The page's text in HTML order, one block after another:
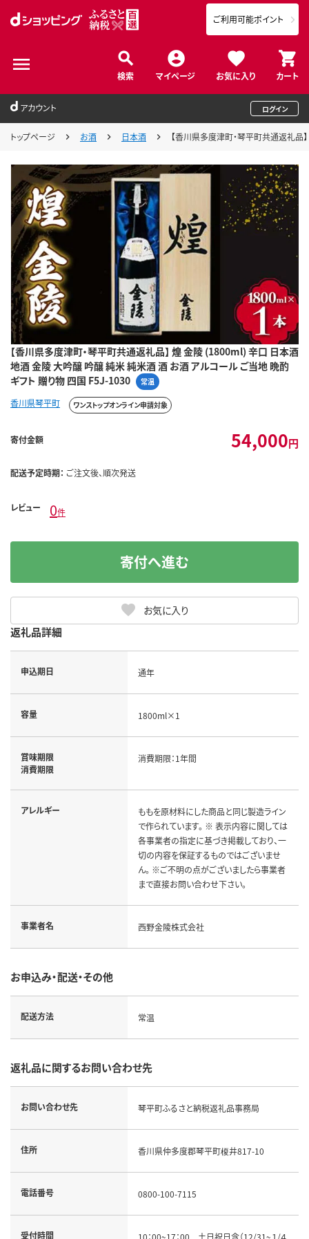
検索 マイページ お気に入り カート
ご利用可能ポイント
アカウント ログイン
トップページ お酒 日本酒 【香川県多度津町・琴平町共通返礼
【香川県多度津町・琴平町共通返礼品】 煌 金陵 (1800ml) 辛口 日本酒
地酒 金陵 大吟醸 吟醸 純米 純米酒 酒 お酒 アルコール ご当地 晩酌
ギフト 贈り物 四国 F5J-1030
常温
香川県琴平町 ワンストップオンライン申請対象
寄付金額 54,000円
配送予定時期： ご注文後、順次発送
レビュー 0件
お気に入り
寄付へ進む
返礼品詳細
申込期日 通年
容量 1800ml×1
賞味期限
消費期限
消費期限：1年間
アレルギー
ももを原材料にした商品と同じ製造ライン
で作られています。 ※ 表示内容に関しては
各事業者の指定に基づき掲載しており、一
切の内容を保証するものではございませ
ん。 ※ご不明の点がございましたら事業者
まで直接お問い合わせ下さい。
事業者名 西野金陵株式会社
お申込み・配送・その他
配送方法 常温
返礼品に関するお問い合わせ先
お問い合わせ先 琴平町ふるさと納税返礼品事務局
住所 香川県仲多度郡琴平町榎井817-10
電話番号 0800-100-7115
受付時間 10：00~17：00 土日祝日含（12/31~１/４